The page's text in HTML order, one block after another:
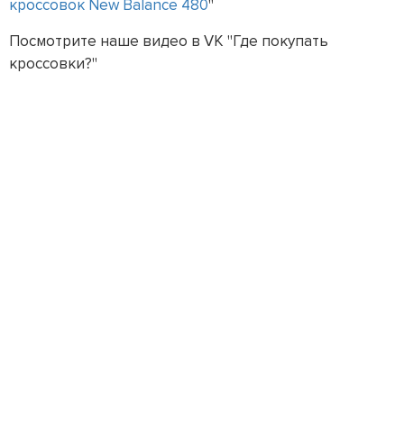
кроссовок New Balance 480"
Посмотрите наше видео в VK "Где покупать
кроссовки?"